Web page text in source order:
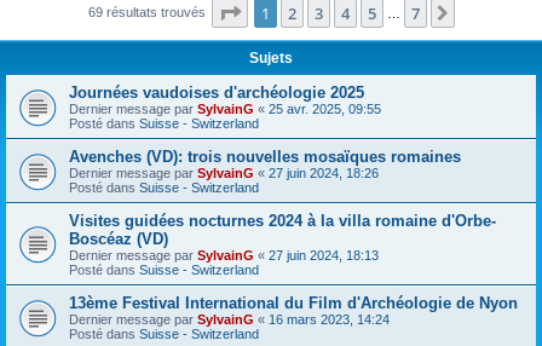
c
69 résultats trouvés Page 1sur7
1 2 3 4 5 7
Sujets
Journées vaudoises d'archéologie 2025
Dernier message par SylvainG « 25 avr. 2025, 09:55
Posté dans Suisse - Switzerland
Avenches (VD): trois nouvelles mosaïques romaines
Dernier message par SylvainG « 27 juin 2024, 18:26
Posté dans Suisse - Switzerland
Visites guidées nocturnes 2024 à la villa romaine d'Orbe-
Boscéaz (VD)
Dernier message par SylvainG « 27 juin 2024, 18:13
Posté dans Suisse - Switzerland
13ème Festival International du Film d'Archéologie de Nyon
Dernier message par SylvainG « 16 mars 2023, 14:24
Posté dans Suisse - Switzerland